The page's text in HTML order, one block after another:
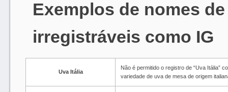
Exemplos de nomes
irregistráveis como IG
Uva Itália
Não é permitido o registro de “Uva Itália”
variedade de uva de mesa de origem